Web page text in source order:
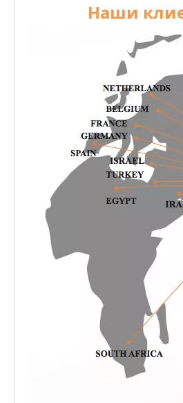
Наши